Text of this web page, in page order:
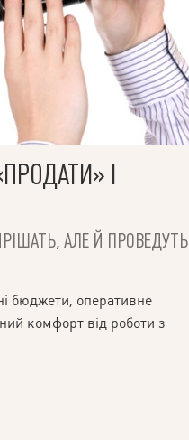
І
АЛЕ Й ПРОВЕДУТЬ
бюджети, оперативне
комфорт від роботи з